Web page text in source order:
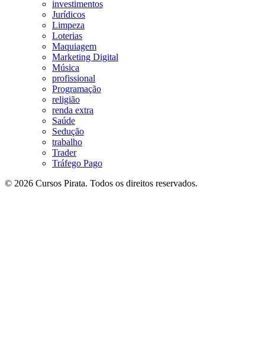
investimentos
Jurídicos
Limpeza
Loterias
Maquiagem
Marketing Digital
Música
profissional
Programação
religião
renda extra
Saúde
Sedução
trabalho
Trader
Tráfego Pago
© 2026 Cursos Pirata. Todos os direitos reservados.